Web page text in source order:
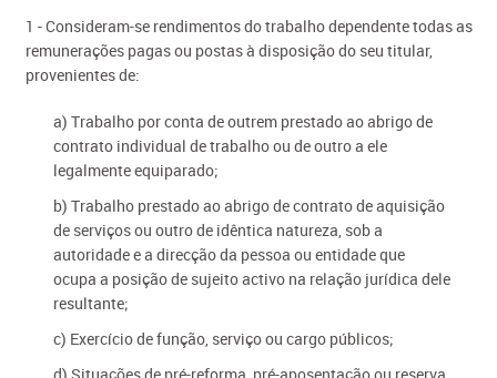
1 - Consideram-se rendimentos do trabalho dependente todas as
remunerações pagas ou postas à disposição do seu titular,
provenientes de:
a) Trabalho por conta de outrem prestado ao abrigo de
contrato individual de trabalho ou de outro a ele
legalmente equiparado;
b) Trabalho prestado ao abrigo de contrato de aquisição
de serviços ou outro de idêntica natureza, sob a
autoridade e a direcção da pessoa ou entidade que
ocupa a posição de sujeito activo na relação jurídica dele
resultante;
c) Exercício de função, serviço ou cargo públicos;